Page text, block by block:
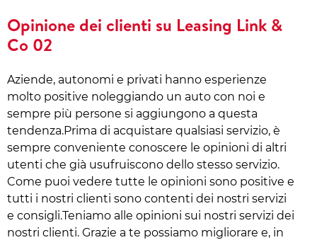
Opinione dei clienti su Leasing Link &
Co 02
Aziende, autonomi e privati hanno esperienze
molto positive noleggiando un auto con noi e
sempre più persone si aggiungono a questa
tendenza.Prima di acquistare qualsiasi servizio, è
sempre conveniente conoscere le opinioni di altri
utenti che già usufruiscono dello stesso servizio.
Come puoi vedere tutte le opinioni sono positive e
tutti i nostri clienti sono contenti dei nostri servizi
e consigli.Teniamo alle opinioni sui nostri servizi dei
nostri clienti. Grazie a te possiamo migliorare e, in